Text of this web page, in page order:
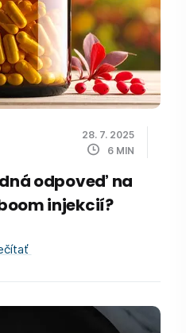
28. 7. 2025
6 MIN
odpoveď na
injekcií?